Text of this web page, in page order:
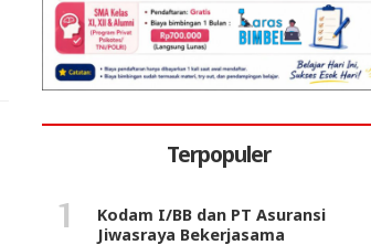
Terpopuler
Kodam I/BB dan PT Asuransi
Jiwasraya Bekerjasama